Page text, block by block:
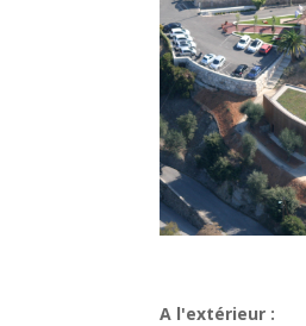
A l'extérieur :